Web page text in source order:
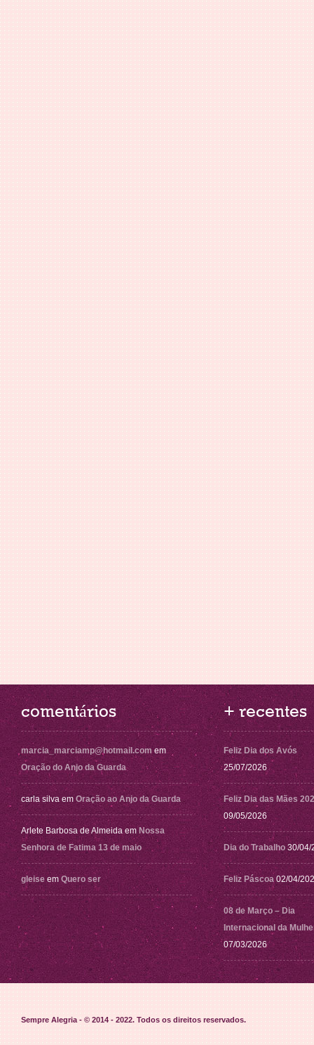
comentários
marcia_marciamp@hotmail.com em
Oração do Anjo da Guarda
carla silva em Oração ao Anjo da Guarda
Arlete Barbosa de Almeida em Nossa
Senhora de Fatima 13 de maio
gleise em Quero ser
+ recentes
Feliz Dia dos Avós
25/07/2026
Feliz Dia das Mães
09/05/2026
Dia do Trabalho 30/04/
Feliz Páscoa 02/04/
08 de Março – Dia
Internacional da
07/03/2026
Sempre Alegria - © 2014 - 2022. Todos os direitos reservados.